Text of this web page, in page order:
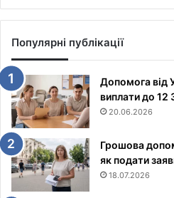
Популярні публікації
Допомога від
виплати до 12
20.06.2026
Грошова
як подати
18.07.2026